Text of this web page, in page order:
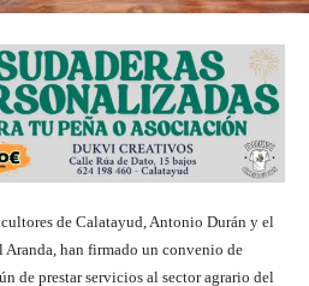
de Calatayud, Antonio Durán y el
han firmado un convenio de
de prestar servicios al sector agrario del